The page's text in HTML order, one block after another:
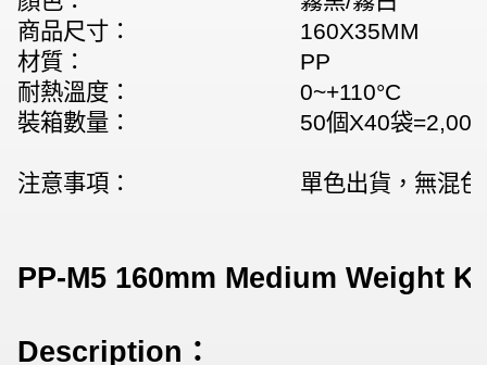
商品尺寸：
160X35MM
材質：
PP
耐熱溫度：
0~+110°C
裝箱數量：
50個X40袋
注意事項： ​單色出貨，無混色
PP-M5 160mm Medium Weight
Description：